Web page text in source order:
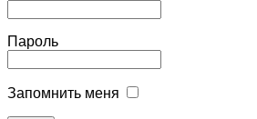
Пароль
Запомнить меня